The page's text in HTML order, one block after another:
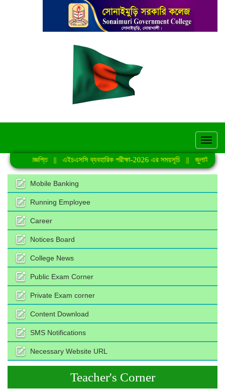
বিজ্ঞপ্তি|| এইচএসসি ব্যবহারিক পরীক্ষা-2026 এর সময়সূচি|| জুলাই
Mobile Banking
Running Employee
Career
Notices Board
College News
Public Exam Corner
Private Exam corner
Content Download
SMS Notifications
Necessary Website URL
Teacher's Corner